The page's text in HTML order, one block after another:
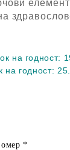
на годност:
на годност:
*